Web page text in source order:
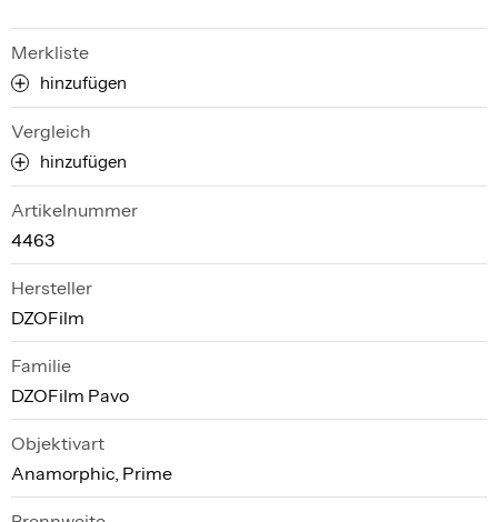
Merkliste
hinzufügen
Vergleich
hinzufügen
Artikelnummer
4463
Hersteller
DZOFilm
Familie
DZOFilm Pavo
Objektivart
Anamorphic, Prime